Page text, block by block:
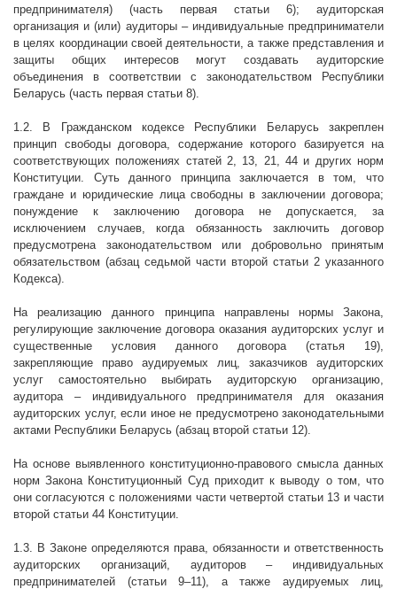
предпринимателя) (часть первая статьи 6); аудиторская
организация и (или) аудиторы – индивидуальные предприниматели
в целях координации своей деятельности, а также представления и
защиты общих интересов могут создавать аудиторские
объединения в соответствии с законодательством Республики
Беларусь (часть первая статьи 8).
1.2. В Гражданском кодексе Республики Беларусь закреплен
принцип свободы договора, содержание которого базируется на
соответствующих положениях статей 2, 13, 21, 44 и других норм
Конституции. Суть данного принципа заключается в том, что
граждане и юридические лица свободны в заключении договора;
понуждение к заключению договора не допускается, за
исключением случаев, когда обязанность заключить договор
предусмотрена законодательством или добровольно принятым
обязательством (абзац седьмой части второй статьи 2 указанного
Кодекса).
На реализацию данного принципа направлены нормы Закона,
регулирующие заключение договора оказания аудиторских услуг и
существенные условия данного договора (статья 19),
закрепляющие право аудируемых лиц, заказчиков аудиторских
услуг самостоятельно выбирать аудиторскую организацию,
аудитора – индивидуального предпринимателя для оказания
аудиторских услуг, если иное не предусмотрено законодательными
актами Республики Беларусь (абзац второй статьи 12).
На основе выявленного конституционно-правового смысла данных
норм Закона Конституционный Суд приходит к выводу о том, что
они согласуются с положениями части четвертой статьи 13 и части
второй статьи 44 Конституции.
1.3. В Законе определяются права, обязанности и ответственность
аудиторских организаций, аудиторов – индивидуальных
предпринимателей (статьи 9–11), а также аудируемых лиц,